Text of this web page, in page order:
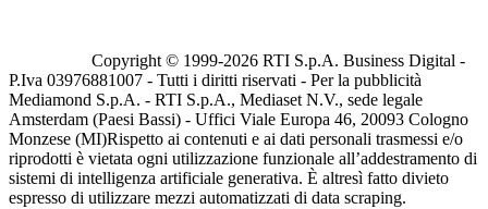
Copyright © 1999-2026 RTI S.p.A. Business Digital -
P.Iva 03976881007 - Tutti i diritti riservati - Per la pubblicità
Mediamond S.p.A. - RTI S.p.A., Mediaset N.V., sede legale
Amsterdam (Paesi Bassi) - Uffici Viale Europa 46, 20093 Cologno
Monzese (MI)Rispetto ai contenuti e ai dati personali trasmessi e/o
riprodotti è vietata ogni utilizzazione funzionale all’addestramento di
sistemi di intelligenza artificiale generativa. È altresì fatto divieto
espresso di utilizzare mezzi automatizzati di data scraping.